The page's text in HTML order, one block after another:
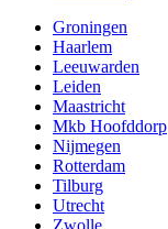
Groningen
Haarlem
Leeuwarden
Leiden
Maastricht
Mkb Hoofddorp
Nijmegen
Rotterdam
Tilburg
Utrecht
Zwolle